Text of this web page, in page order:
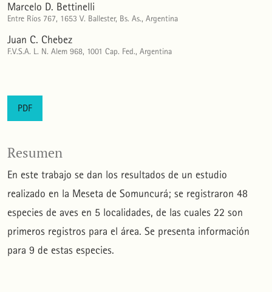
Marcelo D. Bettinelli
Entre Ríos 767, 1653 V. Ballester, Bs. As., Argentina
Juan C. Chebez
F.V.S.A. L. N. Alem 968, 1001 Cap. Fed., Argentina
PDF
Resumen
En este trabajo se dan los resultados de un estudio
realizado en la Meseta de Somuncurá; se registraron 48
especies de aves en 5 localidades, de las cuales 22 son
primeros registros para el área. Se presenta información
para 9 de estas especies.